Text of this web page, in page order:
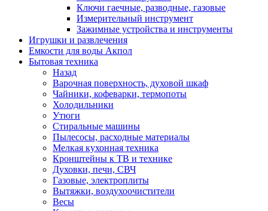
Ключи гаечные, разводные, газовые
Измерительный инструмент
Зажимные устройства и инструменты
Игрушки и развлечения
Емкости для воды Акпол
Бытовая техника
Назад
Варочная поверхность, духовой шкаф
Чайники, кофеварки, термопоты
Холодильники
Утюги
Стиральные машины
Пылесосы, расходные материалы
Мелкая кухонная техника
Кронштейны к ТВ и технике
Духовки, печи, СВЧ
Газовые, электроплиты
Вытяжки, воздухоочистители
Весы